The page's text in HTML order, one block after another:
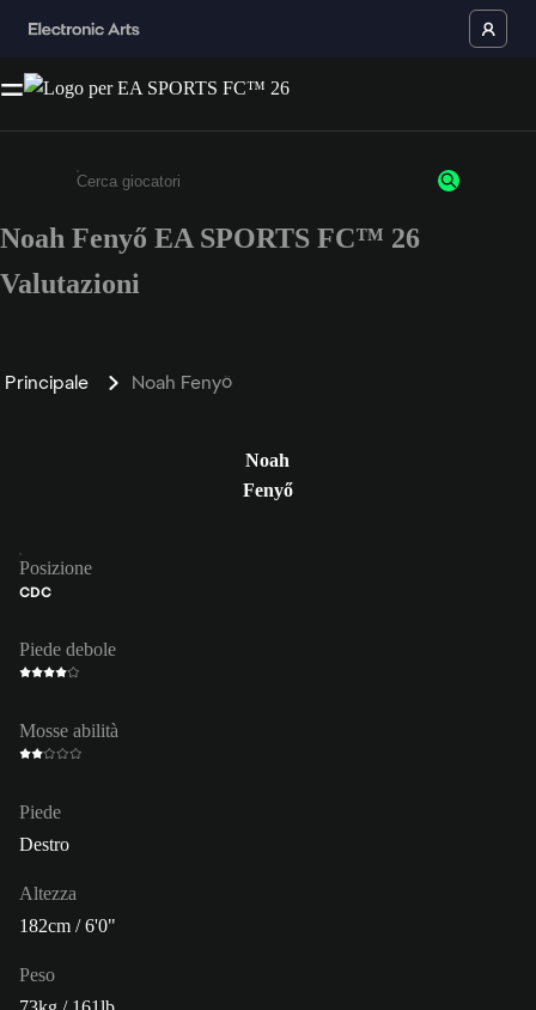
Inserisci un minimo di 3 caratteri o numeri.
Noah Fenyő EA SPORTS FC™ 26
Valutazioni
Principale Noah Fenyő
Noah
Fenyő
Posizione
CDC
Piede debole
Mosse abilità
Piede
Destro
Altezza
182cm / 6'0"
Peso